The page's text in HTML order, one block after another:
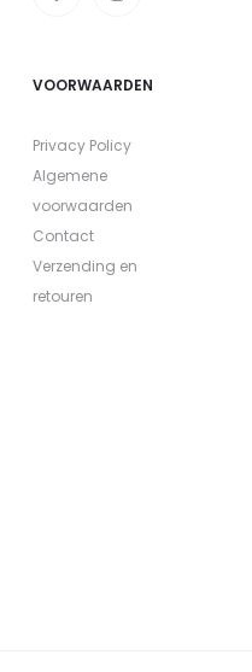
VOORWAARDEN
Privacy Policy
Algemene
voorwaarden
Contact
Verzending en
retouren